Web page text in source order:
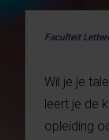
Faculteit
Wil je je
leert je de
opleiding